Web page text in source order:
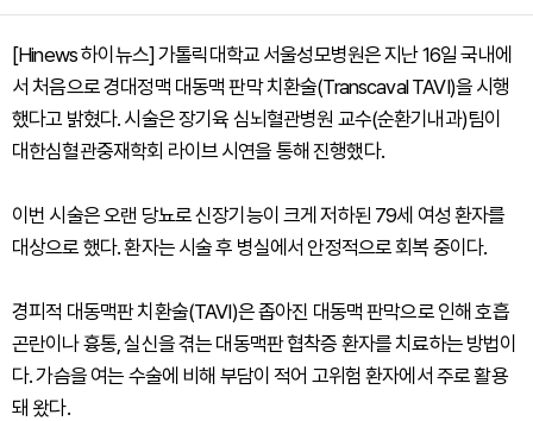
[Hinews 하이뉴스] 가톨릭대학교 서울성모병원은 지난 16일 국내에
서 처음으로 경대정맥 대동맥 판막 치환술(Transcaval TAVI)을 시행
했다고 밝혔다. 시술은 장기육 심뇌혈관병원 교수(순환기내과)팀이
대한심혈관중재학회 라이브 시연을 통해 진행했다.
이번 시술은 오랜 당뇨로 신장기능이 크게 저하된 79세 여성 환자를
대상으로 했다. 환자는 시술 후 병실에서 안정적으로 회복 중이다.
경피적 대동맥판 치환술(TAVI)은 좁아진 대동맥 판막으로 인해 호흡
곤란이나 흉통, 실신을 겪는 대동맥판 협착증 환자를 치료하는 방법이
다. 가슴을 여는 수술에 비해 부담이 적어 고위험 환자에서 주로 활용
돼 왔다.